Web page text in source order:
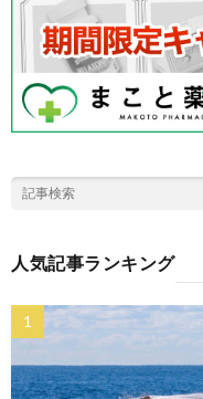
人気記事ランキング